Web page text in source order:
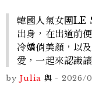
韓國人氣女團LE
出身，在出道前
冷嬌俏美顏，以
愛，一起來認識
by Julia 與 - 2026/